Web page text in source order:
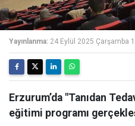
Yayınlanma: 24 Eylül 2025 Çarşamba
Erzurum’da "Tanıdan
eğitimi programı